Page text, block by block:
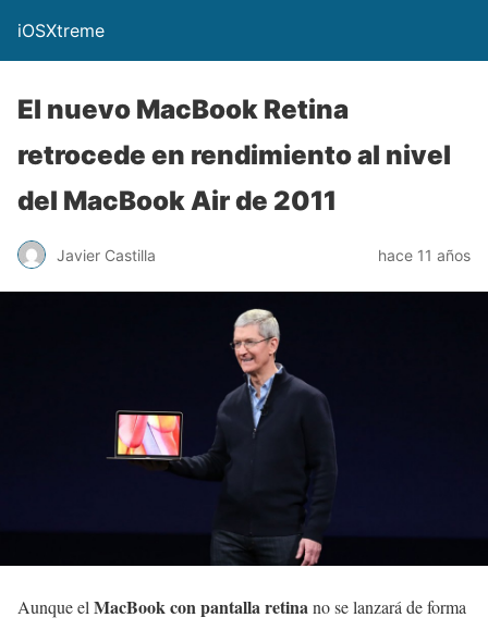
iOSXtreme
El nuevo MacBook Retina
retrocede en rendimiento al nivel
del MacBook Air de 2011
Javier Castilla hace 11 años
Aunque elMacBook con pantalla retinano se lanzará de forma